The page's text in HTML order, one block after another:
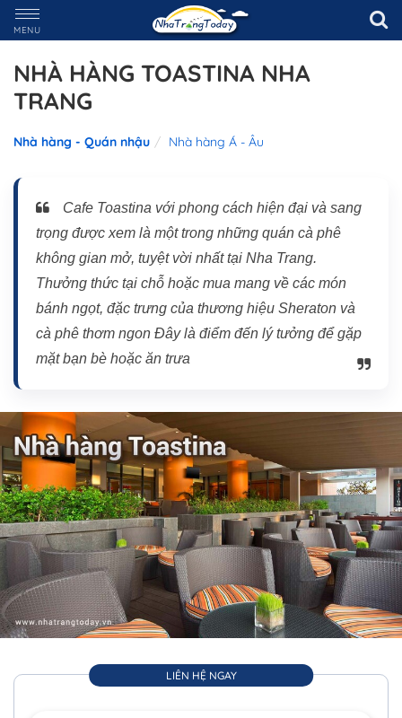
MENU
NHÀ HÀNG TOASTINA NHA
TRANG
Nhà hàng - Quán nhậu Nhà hàng Á - Âu
Cafe Toastina với phong cách hiện đại và sang
trọng được xem là một trong những quán cà phê
không gian mở, tuyệt vời nhất tại Nha Trang.
Thưởng thức tại chỗ hoặc mua mang về các món
bánh ngọt, đặc trưng của thương hiệu Sheraton và
cà phê thơm ngon Đây là điểm đến lý tưởng để gặp
mặt bạn bè hoặc ăn trưa
LIÊN HỆ NGAY